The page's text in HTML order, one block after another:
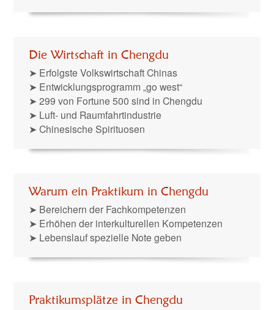
Die Wirtschaft in Chengdu
➤ Erfolgste Volkswirtschaft Chinas
➤ Entwicklungsprogramm „go west“
➤ 299 von Fortune 500 sind in Chengdu
➤ Luft- und Raumfahrtindustrie
➤ Chinesische Spirituosen
Warum ein Praktikum in Chengdu
➤ Bereichern der Fachkompetenzen
➤ Erhöhen der interkulturellen Kompetenzen
➤ Lebenslauf spezielle Note geben
Praktikumsplätze in Chengdu